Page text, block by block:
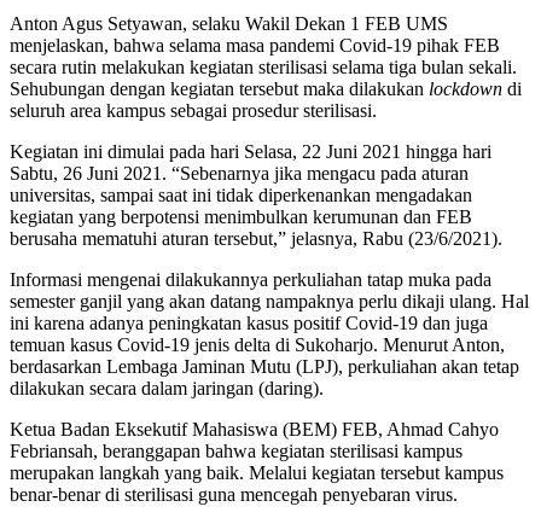
Anton Agus Setyawan, selaku Wakil Dekan 1 FEB UMS
menjelaskan, bahwa selama masa pandemi Covid-19 pihak FEB
secara rutin melakukan kegiatan sterilisasi selama tiga bulan sekali.
Sehubungan dengan kegiatan tersebut maka dilakukan lockdown di
seluruh area kampus sebagai prosedur sterilisasi.
Kegiatan ini dimulai pada hari Selasa, 22 Juni 2021 hingga hari
Sabtu, 26 Juni 2021. “Sebenarnya jika mengacu pada aturan
universitas, sampai saat ini tidak diperkenankan mengadakan
kegiatan yang berpotensi menimbulkan kerumunan dan FEB
berusaha mematuhi aturan tersebut,” jelasnya, Rabu (23/6/2021).
Informasi mengenai dilakukannya perkuliahan tatap muka pada
semester ganjil yang akan datang nampaknya perlu dikaji ulang. Hal
ini karena adanya peningkatan kasus positif Covid-19 dan juga
temuan kasus Covid-19 jenis delta di Sukoharjo. Menurut Anton,
berdasarkan Lembaga Jaminan Mutu (LPJ), perkuliahan akan tetap
dilakukan secara dalam jaringan (daring).
Ketua Badan Eksekutif Mahasiswa (BEM) FEB, Ahmad Cahyo
Febriansah, beranggapan bahwa kegiatan sterilisasi kampus
merupakan langkah yang baik. Melalui kegiatan tersebut kampus
benar-benar di sterilisasi guna mencegah penyebaran virus.